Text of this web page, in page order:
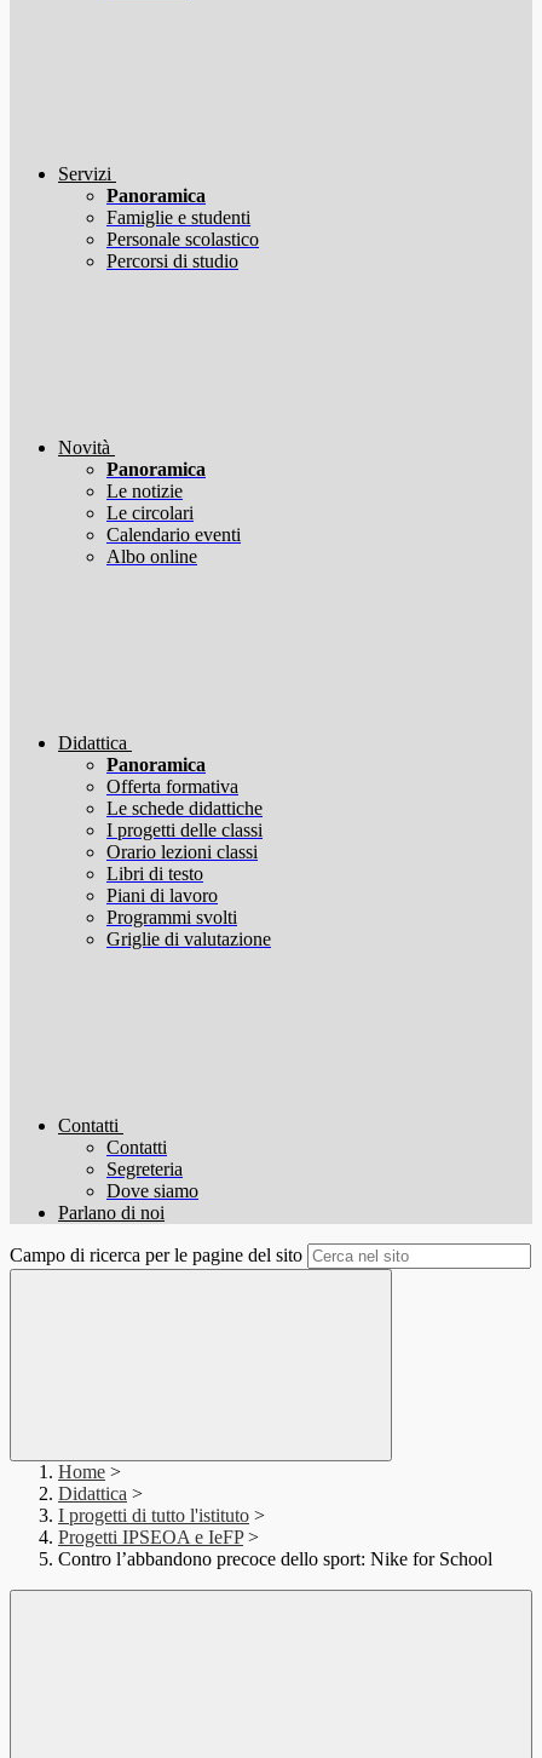
Servizi
Panoramica
Famiglie e studenti
Personale scolastico
Percorsi di studio
Novità
Panoramica
Le notizie
Le circolari
Calendario eventi
Albo online
Didattica
Panoramica
Offerta formativa
Le schede didattiche
I progetti delle classi
Orario lezioni classi
Libri di testo
Piani di lavoro
Programmi svolti
Griglie di valutazione
Contatti
Contatti
Segreteria
Dove siamo
Parlano di noi
Campo di ricerca per le pagine del sito
Home >
Didattica >
I progetti di tutto l'istituto >
Progetti IPSEOA e IeFP >
Contro l’abbandono precoce dello sport: Nike for School